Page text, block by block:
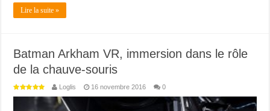
Lire la suite »
Batman Arkham VR, immersion dans le rôle
de la chauve-souris
Loglis 16 novembre 2016 0